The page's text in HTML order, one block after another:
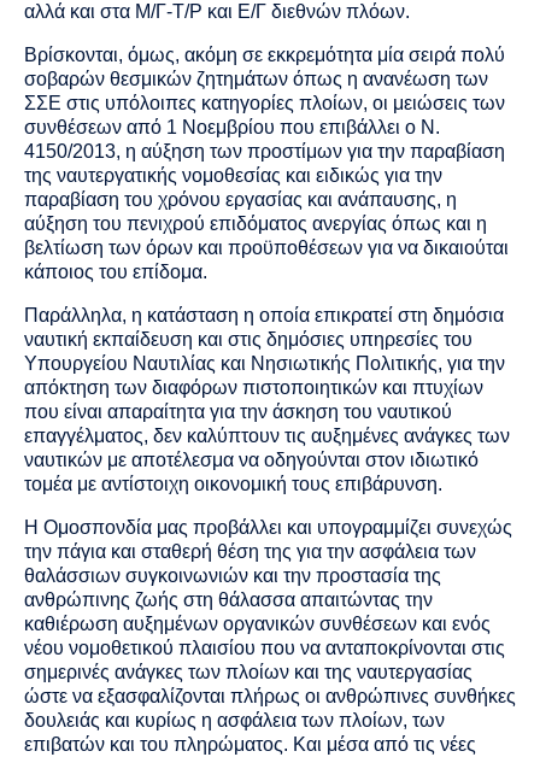
αλλά και στα Μ/Γ-Τ/Ρ και Ε/Γ διεθνών πλόων.
Βρίσκονται, όμως, ακόμη σε εκκρεμότητα μία σειρά πολύ
σοβαρών θεσμικών ζητημάτων όπως η ανανέωση των
ΣΣΕ στις υπόλοιπες κατηγορίες πλοίων, οι μειώσεις των
συνθέσεων από 1 Νοεμβρίου που επιβάλλει ο Ν.
4150/2013, η αύξηση των προστίμων για την παραβίαση
της ναυτεργατικής νομοθεσίας και ειδικώς για την
παραβίαση του χρόνου εργασίας και ανάπαυσης, η
αύξηση του πενιχρού επιδόματος ανεργίας όπως και η
βελτίωση των όρων και προϋποθέσεων για να δικαιούται
κάποιος του επίδομα.
Παράλληλα, η κατάσταση η οποία επικρατεί στη δημόσια
ναυτική εκπαίδευση και στις δημόσιες υπηρεσίες του
Υπουργείου Ναυτιλίας και Νησιωτικής Πολιτικής, για την
απόκτηση των διαφόρων πιστοποιητικών και πτυχίων
που είναι απαραίτητα για την άσκηση του ναυτικού
επαγγέλματος, δεν καλύπτουν τις αυξημένες ανάγκες των
ναυτικών με αποτέλεσμα να οδηγούνται στον ιδιωτικό
τομέα με αντίστοιχη οικονομική τους επιβάρυνση.
Η Ομοσπονδία μας προβάλλει και υπογραμμίζει συνεχώς
την πάγια και σταθερή θέση της για την ασφάλεια των
θαλάσσιων συγκοινωνιών και την προστασία της
ανθρώπινης ζωής στη θάλασσα απαιτώντας την
καθιέρωση αυξημένων οργανικών συνθέσεων και ενός
νέου νομοθετικού πλαισίου που να ανταποκρίνονται στις
σημερινές ανάγκες των πλοίων και της ναυτεργασίας
ώστε να εξασφαλίζονται πλήρως οι ανθρώπινες συνθήκες
δουλειάς και κυρίως η ασφάλεια των πλοίων, των
επιβατών και του πληρώματος. Και μέσα από τις νέες